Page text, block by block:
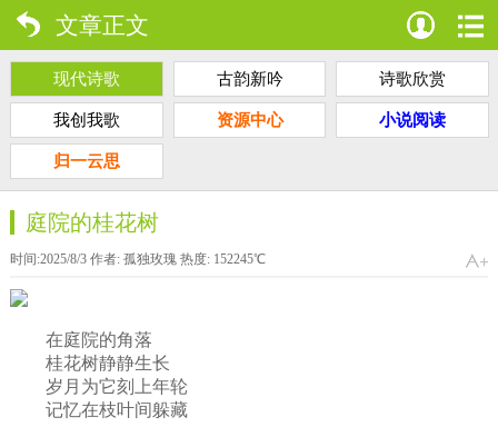
文章正文
现代诗歌 古韵新吟 诗歌欣赏
我创我歌 资源中心 小说阅读
归一云思
庭院的桂花树
时间:2025/8/3 作者: 孤独玫瑰热度: 152245℃
在庭院的角落
桂花树静静生长
岁月为它刻上年轮
记忆在枝叶间躲藏